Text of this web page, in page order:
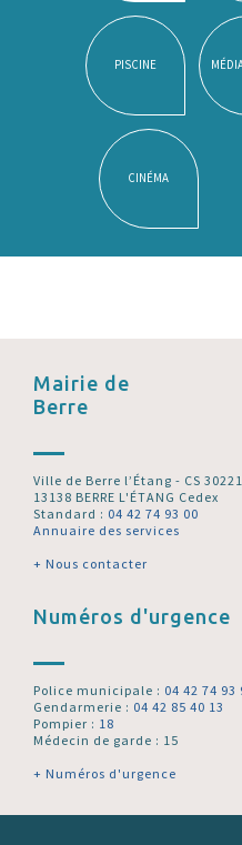
PISCINE
CINÉMA
Mairie de
Berre
Ville de Berre l’Étang - CS 30221
13138 BERRE L'ÉTANG Cedex
Standard : 04 42 74 93 00
Annuaire des services
+ Nous contacter
Numéros d'urgence
Police municipale : 04 42 74 93
Gendarmerie : 04 42 85 40 13
Pompier : 18
Médecin de garde : 15
+ Numéros d'urgence